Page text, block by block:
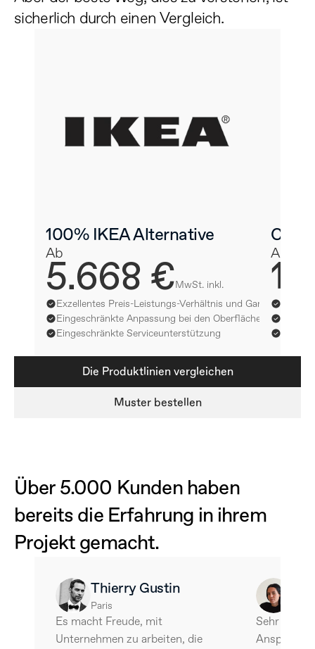
sicherlich durch einen Vergleich.
100% IKEA Alternative
Ab
5.668 €MwSt. inkl.
Exzellentes Preis-Leistungs-Verhältnis und Garantien
Eingeschränkte Anpassung bei den Oberflächen
Eingeschränkte Serviceunterstützung
Ab
Die Produktlinien vergleichen
Muster bestellen
Über 5.000 Kunden haben
bereits die Erfahrung in ihrem
Projekt gemacht.
Thierry Gustin
Paris
Es macht Freude, mit
Unternehmen zu arbeiten, die
Sehr